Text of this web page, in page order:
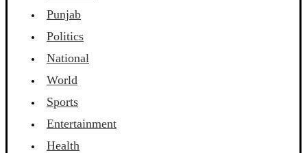
Punjab
Politics
National
World
Sports
Entertainment
Health